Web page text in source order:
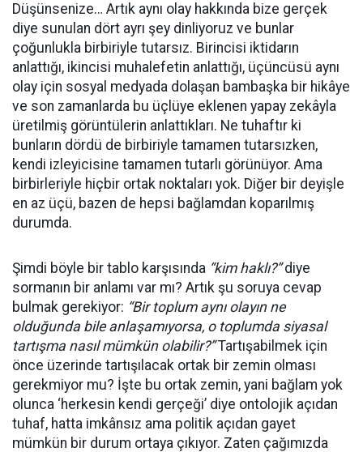
Düşünsenize… Artık aynı olay hakkında bize gerçek
diye sunulan dört ayrı şey dinliyoruz ve bunlar
çoğunlukla birbiriyle tutarsız. Birincisi iktidarın
anlattığı, ikincisi muhalefetin anlattığı, üçüncüsü aynı
olay için sosyal medyada dolaşan bambaşka bir hikâye
ve son zamanlarda bu üçlüye eklenen yapay zekâyla
üretilmiş görüntülerin anlattıkları. Ne tuhaftır ki
bunların dördü de birbiriyle tamamen tutarsızken,
kendi izleyicisine tamamen tutarlı görünüyor. Ama
birbirleriyle hiçbir ortak noktaları yok. Diğer bir deyişle
en az üçü, bazen de hepsi bağlamdan koparılmış
durumda.
Şimdi böyle bir tablo karşısında “kim haklı?”diye
sormanın bir anlamı var mı? Artık şu soruya cevap
bulmak gerekiyor: “Bir toplum aynı olayın ne
olduğunda bile anlaşamıyorsa, o toplumda siyasal
tartışma nasıl mümkün olabilir?”Tartışabilmek için
önce üzerinde tartışılacak ortak bir zemin olması
gerekmiyor mu? İşte bu ortak zemin, yani bağlam yok
olunca ‘herkesin kendi gerçeği’ diye ontolojik açıdan
tuhaf, hatta imkânsız ama politik açıdan gayet
mümkün bir durum ortaya çıkıyor. Zaten çağımızda